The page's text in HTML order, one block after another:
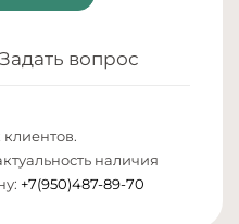
Задать вопрос
наличия
+7(950)487-89-70